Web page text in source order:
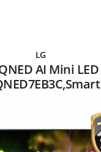
LG
AI Mini LED